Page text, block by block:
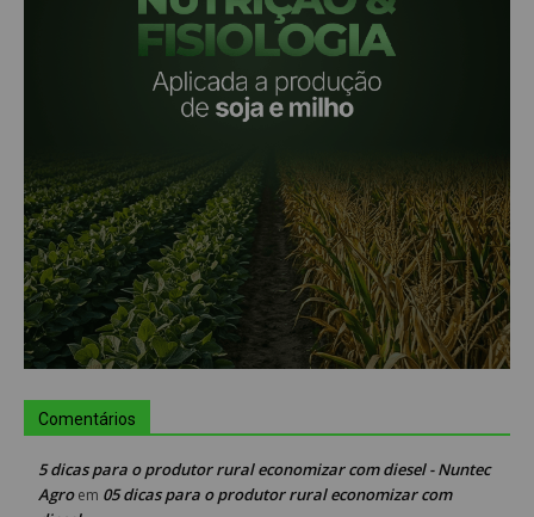
Comentários
5 dicas para o produtor rural economizar com diesel - Nuntec
Agroem 05 dicas para o produtor rural economizar com